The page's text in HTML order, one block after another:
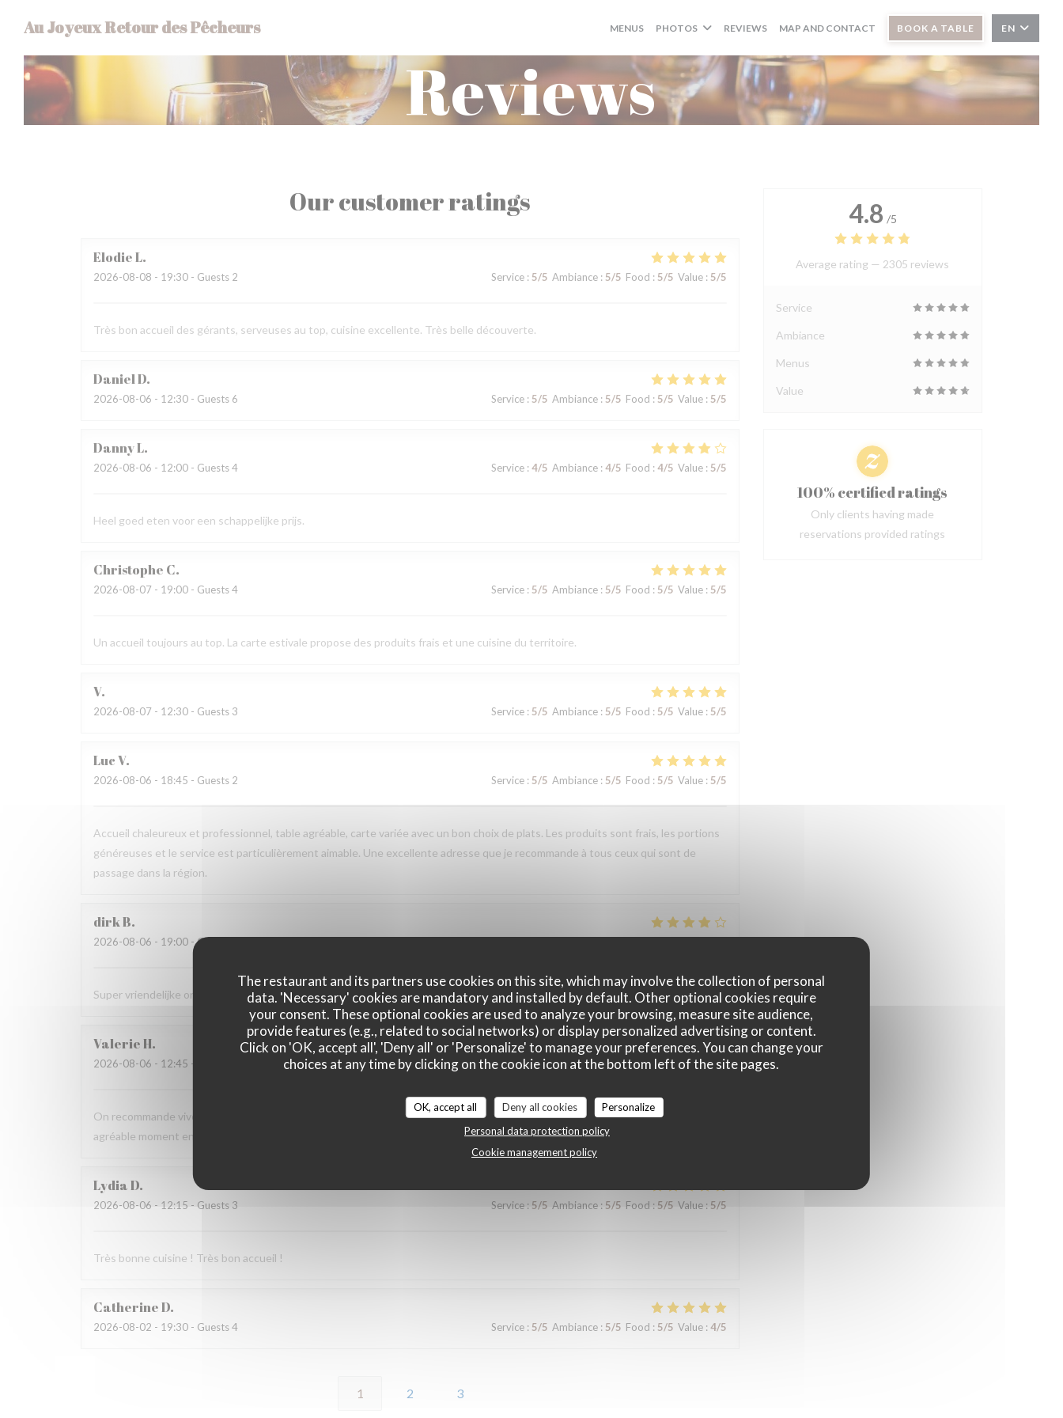
The restaurant and its partners use cookies on this site, which may involve the collection of personal
data. 'Necessary' cookies are mandatory and installed by default. Other optional cookies require
your consent. These optional cookies are used to analyze your browsing, measure site audience,
provide features (e.g., related to social networks) or display personalized advertising or content.
Click on 'OK, accept all', 'Deny all' or 'Personalize' to manage your preferences. You can change your
choices at any time by clicking on the cookie icon at the bottom left of the site pages.
OK, accept all Deny all cookies
Personalize
Personal data protection policy
Cookie management policy
Au Joyeux Retour des Pêcheurs MENUS PHOTOS REVIEWS MAP AND CONTACT BOOK A TABLE EN
Reviews
Our customer ratings
ElodieL
2026-08-08 - 19:30 - Guests 2 Service: 5/5 Ambiance: 5/5 Food : 5/5 Value: 5/5
Très bon accueil des gérants, serveuses au top, cuisine excellente. Très belle découverte.
DanielD
2026-08-06 - 12:30 - Guests 6 Service: 5/5 Ambiance: 5/5 Food : 5/5 Value: 5/5
DannyL
2026-08-06 - 12:00 - Guests 4 Service: 4/5 Ambiance: 4/5 Food : 4/5 Value: 5/5
Heel goed eten voor een schappelijke prijs.
Christophe C
2026-08-07 - 19:00 - Guests 4 Service: 5/5 Ambiance: 5/5 Food : 5/5 Value: 5/5
Un accueil toujours au top. La carte estivale propose des produits frais et une cuisine du territoire.
V
2026-08-07 - 12:30 - Guests 3 Service: 5/5 Ambiance: 5/5 Food : 5/5 Value: 5/5
LucV
2026-08-06 - 18:45 - Guests 2 Service: 5/5 Ambiance: 5/5 Food : 5/5 Value: 5/5
Accueil chaleureux et professionnel, table agréable, carte variée avec un bon choix de plats. Les produits sont frais, les portions
généreuses et le service est particulièrement aimable. Une excellente adresse que je recommande à tous ceux qui sont de
passage dans la région.
dirkB
2026-08-06 - 19:00 - Guests 2
Super vriendelijke ontvagst, zeer goede prijs kwaliteit, aangenaam kader, een aanradee
ValerieH
2026-08-06 - 12:45 - Guests 4 Service:5/5 Ambiance: 5/5 Food: 5/5 Value:5 /5
On recommande vivement, carte avec du choix ,service rapide et personnels très agréable, prix raisonnables..merci pour cet
agréable moment en terrasse.
LydiaD
2026-08-06 - 12:15 - Guests 3 Service: 5/5 Ambiance: 5/5 Food : 5/5 Value: 5/5
Très bonne cuisine ! Très bon accueil !
CatherineD
2026-08-02 - 19:30 - Guests 4 Service: 5/5 Ambiance: 5/5 Food : 5/5 Value: 4/5
1 2 3
4.8 /5
Average rating — 2305 reviews
Service
Ambiance
Menus
Value
100% certified ratings
Only clients having made
reservations provided ratings